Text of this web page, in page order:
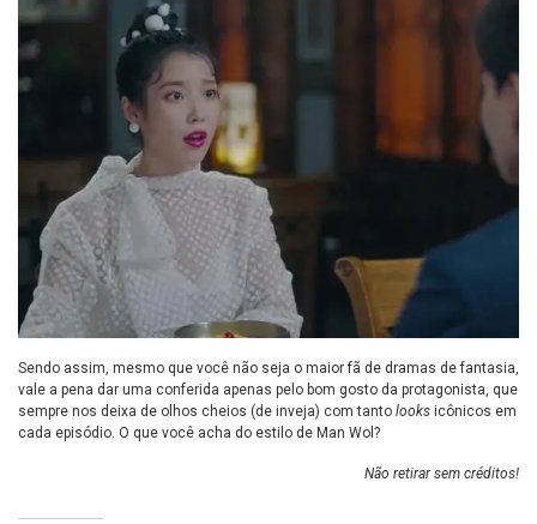
Sendo assim, mesmo que você não seja o maior fã de dramas de fantasia,
vale a pena dar uma conferida apenas pelo bom gosto da protagonista, que
sempre nos deixa de olhos cheios (de inveja) com tanto looks icônicos em
cada episódio. O que você acha do estilo de Man Wol?
Não retirar sem créditos!